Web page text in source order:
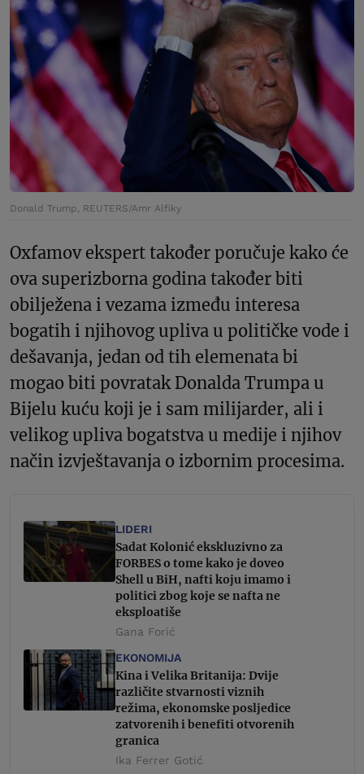
Donald Trump, REUTERS/Amr Alfiky
Oxfamov ekspert također poručuje kako će
ova superizborna godina također biti
obilježena i vezama između interesa
bogatih i njihovog upliva u političke vode i
dešavanja, jedan od tih elemenata bi
mogao biti povratak Donalda Trumpa u
Bijelu kuću koji je i sam milijarder, ali i
velikog upliva bogatstva u medije i njihov
način izvještavanja o izbornim procesima.
LIDERI
Sadat Kolonić ekskluzivno za
FORBES o tome kako je doveo
Shell u BiH, nafti koju imamo i
politici zbog koje se nafta ne
eksploatiše
Gana Forić
EKONOMIJA
Kina i Velika Britanija: Dvije
različite stvarnosti viznih
režima, ekonomske posljedice
zatvorenih i benefiti otvorenih
granica
Ika Ferrer Gotić